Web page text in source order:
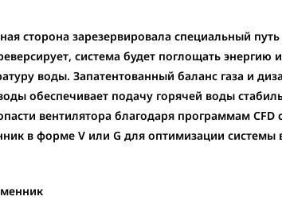
сторона зарезервировала специальный
система будет поглощать энергию
воды. Запатентованный баланс газа и
обеспечивает подачу горячей воды
вентилятора благодаря программам CFD
в форме V или G для оптимизации системы